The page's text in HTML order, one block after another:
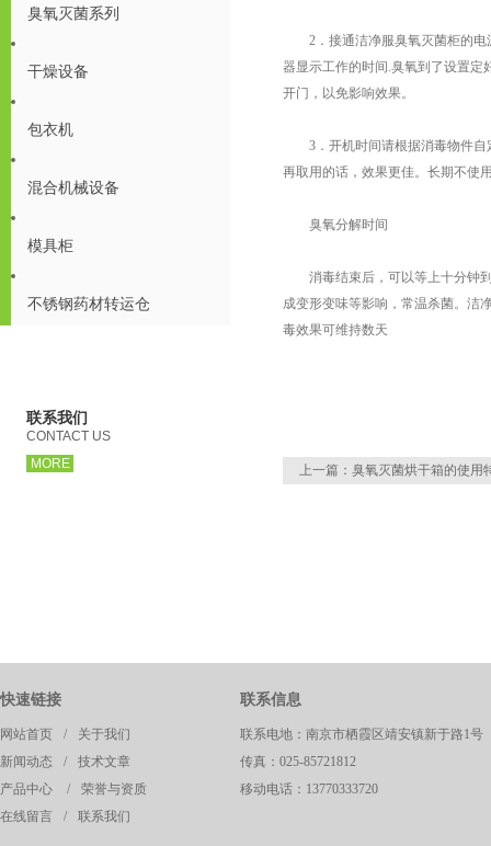
臭氧灭菌系列
干燥设备
包衣机
混合机械设备
模具柜
不锈钢药材转运仓
联系我们
CONTACT US
MORE
2．接通洁净服臭氧灭菌柜的电
器显示工作的时间.臭氧到了设置定
开门，以免影响效果。
3．开机时间请根据消毒物件自
再取用的话，效果更佳。长期不使
臭氧分解时间
消毒结束后，可以等上十分钟到
成变形变味等影响，常温杀菌。洁
毒效果可维持数天
上一篇： 臭氧灭菌烘干箱的使用
快速链接
网站首页 /
关于我们
新闻动态
/
技术文章
产品中心
/
荣誉与资质
在线留言
/ 联系我们
联系信息
联系电地：南京市栖霞区靖安镇新于路1号
传真：025-85721812
移动电话：13770333720